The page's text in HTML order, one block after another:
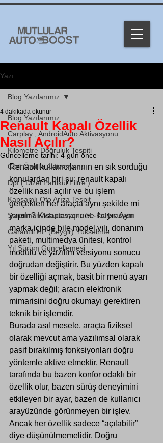
Yazı
Blog Yazılarımız
Carplay , AndroidAuto Aktivasyonu
Kilometre Doğruluk Tespiti
Gizli Özellik Aktivasyonu
Dpf ( Dizel Partikül Filtre )
Kapsamlı Oto Arıza Tespit
Şanzıman Adaptasyonu Ve Kalibrasyon
Garantili HP (Beygir) Yükseltme
Yıl Sürüm Güncellemesi
Blog Yazılarımız
Renault Kapalı Özellik
Nasıl Açılır?
4 dakikada okunur
Güncelleme tarihi:4 gün önce
Renault kullanıcılarının en sık sorduğu
konulardan biri şu: renault kapalı
özellik nasıl açılır ve bu işlem
gerçekten her araçta aynı şekilde mi
yapılır? Kısa cevap net - hayır. Aynı
marka içinde bile model yılı, donanım
paketi, multimedya ünitesi, kontrol
modülü ve yazılım versiyonu sonucu
doğrudan değiştirir. Bu yüzden kapalı
bir özelliği açmak, basit bir menü ayarı
yapmak değil; aracın elektronik
mimarisini doğru okumayı gerektiren
teknik bir işlemdir.
Burada asıl mesele, araçta fiziksel
olarak mevcut ama yazılımsal olarak
pasif bırakılmış fonksiyonları doğru
yöntemle aktive etmektir. Renault
tarafında bu bazen konfor odaklı bir
özellik olur, bazen sürüş deneyimini
etkileyen bir ayar, bazen de kullanıcı
arayüzünde görünmeyen bir işlev.
Ancak her özellik sadece “açılabilir”
diye düşünülmemelidir. Doğru